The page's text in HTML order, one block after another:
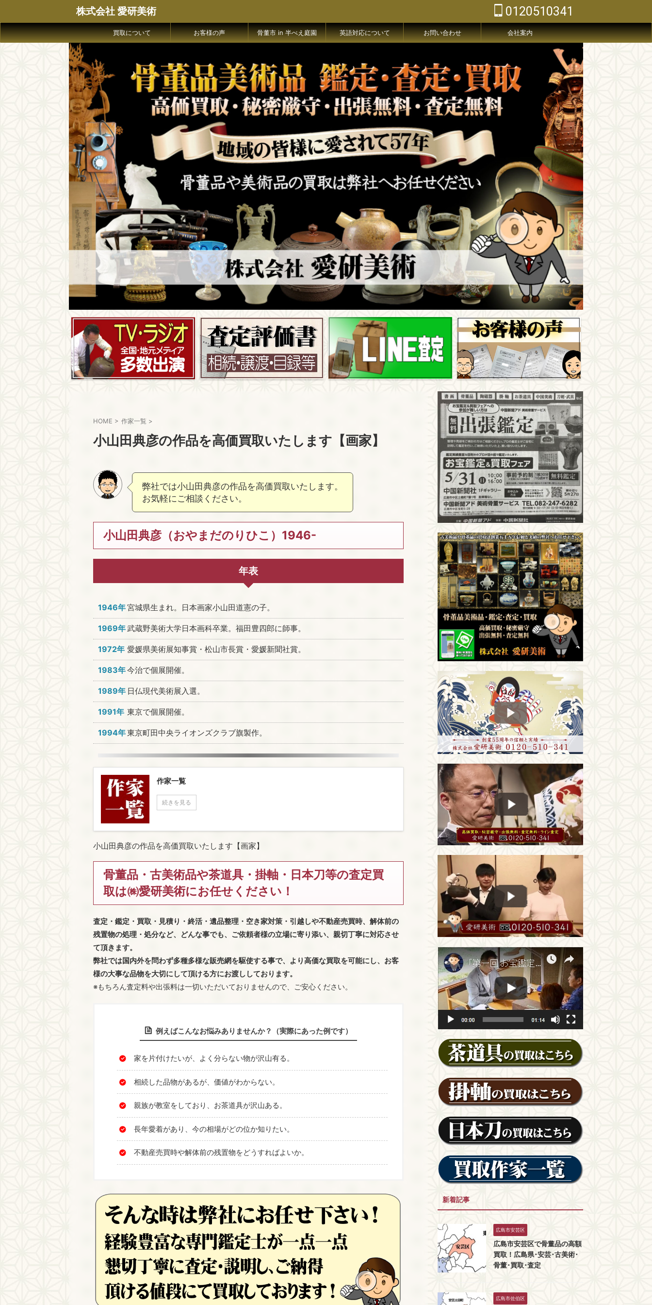
株式会社 愛研美術 0120510341
買取について お客様の声 骨董市 in 半べえ庭園 英語対応について お問い合わせ 会社案内
HOME > 作家一覧 >
小山田典彦の作品を高価買取いたします【画家】
弊社では小山田典彦の作品を高価買取いたします。
お気軽にご相談ください。
小山田典彦（おやまだのりひこ）1946-
年表
1946年宮城県生まれ。日本画家小山田道憲の子。
1969年武蔵野美術大学日本画科卒業。福田豊四郎に師事。
1972年 愛媛県美術展知事賞・松山市長賞・愛媛新聞社賞。
1983年今治で個展開催。
1989年 日仏現代美術展入選。
1991年 東京で個展開催。
1994年東京町田中央ライオンズクラブ旗製作。
作家一覧
続きを見る
小山田典彦の作品を高価買取いたします【画家】
骨董品・古美術品や茶道具・掛軸・日本刀等の査定買
取は㈱愛研美術にお任せください！
査定・鑑定・買取・見積り・終活・遺品整理・空き家対策・引越しや不動産売買時、解体前の
残置物の処理・処分など、どんな事でも、 ご依頼者様の立場に寄り添い、親切丁寧に対応させ
て頂きます。
弊社では国内外を問わず多種多様な販売網を駆使する事で、より高価な買取を可能にし、お客
様の大事な品物を大切にして頂ける方にお渡ししております。
※もちろん査定料や出張料は一切いただいておりませんので、ご安心ください。
例えばこんなお悩みありませんか？（実際にあった例です）
家を片付けたいが、よく分らない物が沢山有る。
相続した品物があるが、価値がわからない。
親族が教室をしており、お茶道具が沢山ある。
長年愛着があり、今の相場がどの位か知りたい。
不動産売買時や解体前の残置物をどうすればよいか。
新着記事
広島市安芸区
広島市安芸区で骨董品の高額
買取！広島県･安芸･古美術･
骨董･買取･査定
広島市佐伯区